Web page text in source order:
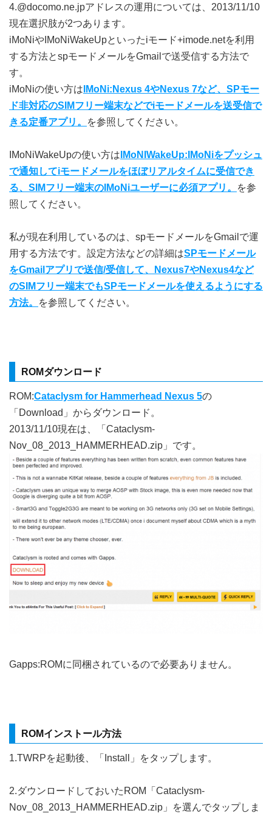
4.@docomo.ne.jpアドレスの運用については、2013/11/10
現在選択肢が2つあります。
iMoNiやIMoNiWakeUpといったiモード+imode.netを利用
する方法とspモードメールをGmailで送受信する方法で
す。
iMoNiの使い方は IMoNi:Nexus 4やNexus 7など、SPモー
ド非対応のSIMフリー端末などでiモードメールを送受信で
きる定番アプリ。
を参照してください。
IMoNiWakeUpの使い方は IMoNIWakeUp:IMoNiをプッシュ
で通知してiモードメールをほぼリアルタイムに受信でき
る、SIMフリー端末のIMoNiユーザーに必須アプリ。
を参
照してください。
私が現在利用しているのは、spモードメールをGmailで運
用する方法です。設定方法などの詳細はSPモードメール
をGmailアプリで送信/受信して、Nexus7やNexus4など
のSIMフリー端末でもSPモードメールを使えるようにする
方法。
を参照してください。
ROMダウンロード
ROM:Cataclysm for Hammerhead Nexus 5の
「Download」からダウンロード。
2013/11/10現在は、「Cataclysm-
Nov_08_2013_HAMMERHEAD.zip」です。
Gapps:ROMに同梱されているので必要ありません。
ROMインストール方法
1.TWRPを起動後、「Install」をタップします。
2.ダウンロードしておいたROM「Cataclysm-
Nov_08_2013_HAMMERHEAD.zip」を選んでタップしま